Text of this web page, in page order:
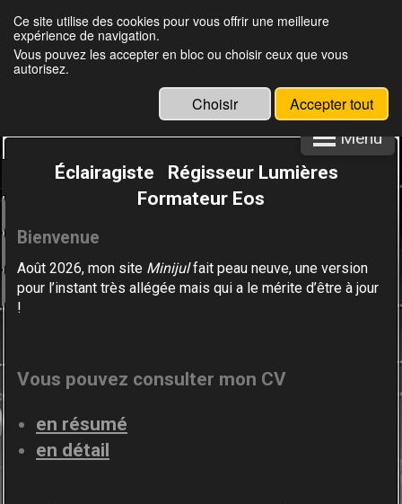
Julien Louisgrand
Menu
Éclairagiste Régisseur Lumières
Formateur Eos
Bienvenue
Août 2026, mon site Minijulfait peau neuve, une version
pour l’instant très allégéemais qui a le mérite d’être à jour
!
Vous pouvez consulter mon CV
en résumé
en détail
Ce site utilise des cookies pour vous offrir une meilleure
expérience de navigation.
Vous pouvez les accepter en bloc ou choisir ceux que vous
autorisez.
Choisir Accepter tout